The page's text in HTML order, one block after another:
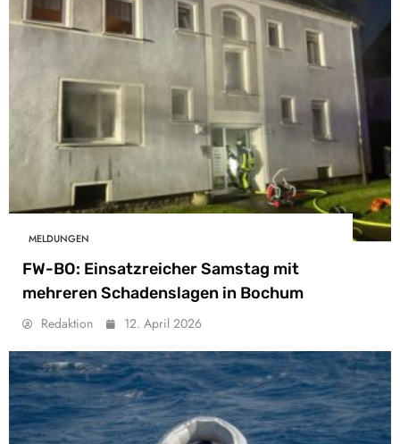
MELDUNGEN
FW-BO: Einsatzreicher Samstag mit
mehreren Schadenslagen in Bochum
Redaktion 12. April 2026